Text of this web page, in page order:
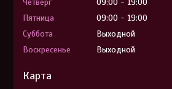
Четверг
09:00
19:00
Пятница
09:00
19:00
Суббота
Выходной
Воскресенье
Выходной
Карта